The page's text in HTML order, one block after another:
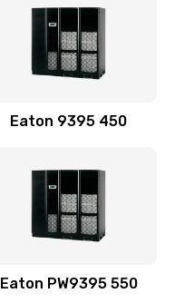
Eaton 9395 450
Eaton PW9395 550